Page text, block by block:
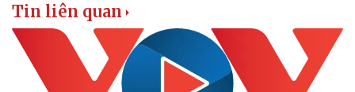
Tin liên quan